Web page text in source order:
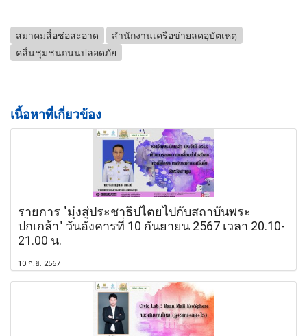
สมาคมสื่อช่อสะอาด
สำนักงานเครือข่ายลดอุบัตเหตุ
คลื่นชุมชนถนนปลอดภัย
เนื้อหาที่เกี่ยวข้อง
รายการ "มุ่งสู่ประชาธิปไตยไปกับสถาบันพระ
ปกเกล้า" วันอังคารที่ 10 กันยายน 2567 เวลา 20.10-
21.00 น.
10 ก.ย. 2567